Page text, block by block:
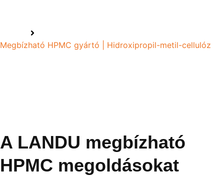
Megbízható HPMC gyártó | Hidroxipropil-metil-cellulóz
A LANDU megbízható
HPMC megoldásokat